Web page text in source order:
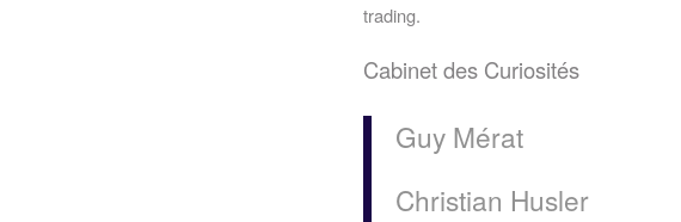
trading.
Cabinet des Curiosités
Guy Mérat
Christian Husler